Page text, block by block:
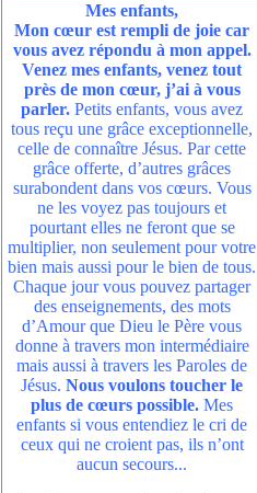
Mes enfants,
Mon cœur est rempli de joie car
vous avez répondu à mon appel.
Venez mes enfants, venez tout
près de mon cœur, j’ai à vous
parler. Petits enfants, vous avez
tous reçu une grâce exceptionnelle,
celle de connaître Jésus. Par cette
grâce offerte, d’autres grâces
surabondent dans vos cœurs. Vous
ne les voyez pas toujours et
pourtant elles ne feront que se
multiplier, non seulement pour votre
bien mais aussi pour le bien de tous.
Chaque jour vous pouvez partager
des enseignements, des mots
d’Amour que Dieu le Père vous
donne à travers mon intermédiaire
mais aussi à travers les Paroles de
Jésus.Nous voulons toucher le
plus de cœurs possible. Mes
enfants si vous entendiez le cri de
ceux qui ne croient pas, ils n’ont
aucun secours...